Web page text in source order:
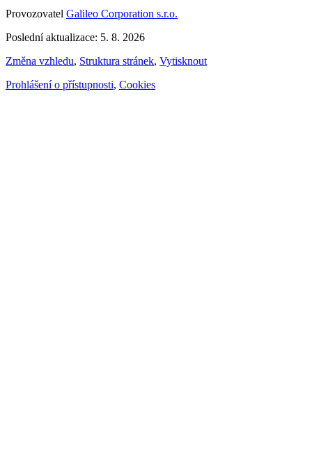
Provozovatel Galileo Corporation s.r.o.
Poslední aktualizace: 5. 8. 2026
Změna vzhledu, Struktura stránek, Vytisknout
Prohlášení o přístupnosti, Cookies